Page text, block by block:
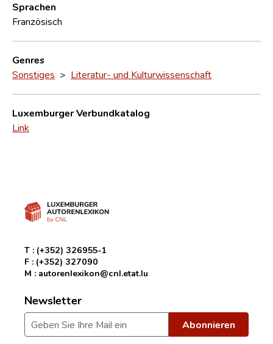
Sprachen
Französisch
Genres
Sonstiges > Literatur- und Kulturwissenschaft
Luxemburger Verbundkatalog
Link
T : (+352) 326955-1
F : (+352) 327090
M : autorenlexikon@cnl.etat.lu
Newsletter